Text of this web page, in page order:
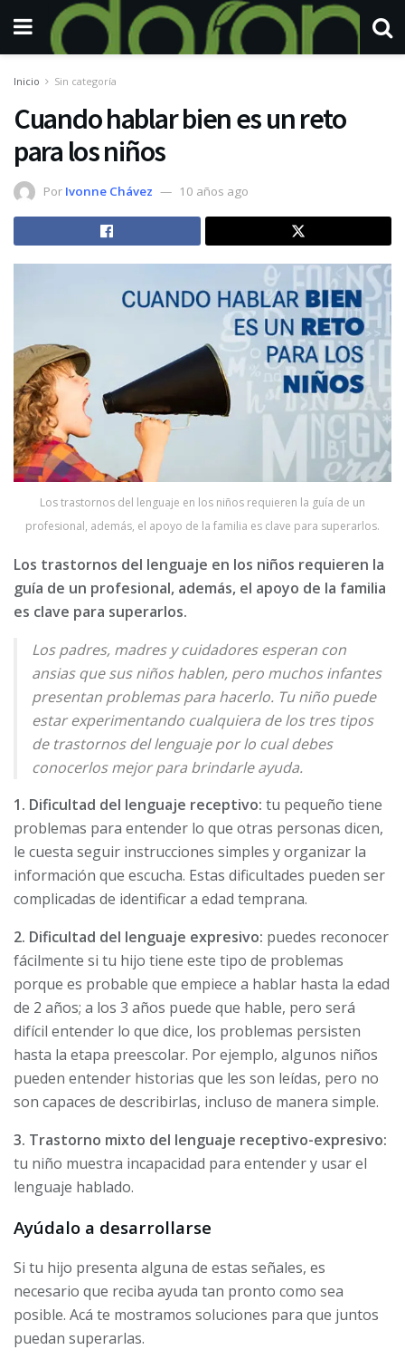
Inicio Sin categoría
Cuando hablar bien es un reto
para los niños
Por Ivonne Chávez 10 años ago
Los trastornos del lenguaje en los niños requieren la guía de un
profesional, además, el apoyo de la familia es clave para superarlos.
Los trastornos del lenguaje en los niños requieren la
guía de un profesional, además, el apoyo de la familia
es clave para superarlos.
Los padres, madres y cuidadores esperan con
ansias que sus niños hablen, pero muchos infantes
presentan problemas para hacerlo. Tu niño puede
estar experimentando cualquiera de los tres tipos
de trastornos del lenguaje por lo cual debes
conocerlos mejor para brindarle ayuda.
1. Dificultad del lenguaje receptivo: tu pequeño tiene
problemas para entender lo que otras personas dicen,
le cuesta seguir instrucciones simples y organizar la
información que escucha. Estas dificultades pueden ser
complicadas de identificar a edad temprana.
2. Dificultad del lenguaje expresivo: puedes reconocer
fácilmente si tu hijo tiene este tipo de problemas
porque es probable que empiece a hablar hasta la edad
de 2 años; a los 3 años puede que hable, pero será
difícil entender lo que dice, los problemas persisten
hasta la etapa preescolar. Por ejemplo, algunos niños
pueden entender historias que les son leídas, pero no
son capaces de describirlas, incluso de manera simple.
3. Trastorno mixto del lenguaje receptivo-expresivo:
tu niño muestra incapacidad para entender y usar el
lenguaje hablado.
Ayúdalo a desarrollarse
Si tu hijo presenta alguna de estas señales, es
necesario que reciba ayuda tan pronto como sea
posible. Acá te mostramos soluciones para que juntos
puedan superarlas.